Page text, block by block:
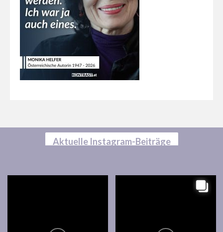
Aktuelle Instagram-Beiträge